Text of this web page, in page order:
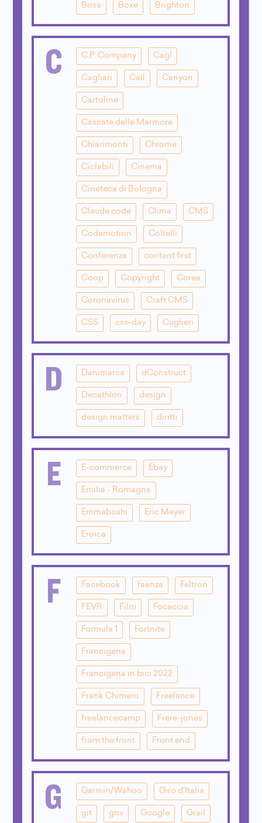
Bosa Boxe Brighton
C C.P. Company Cagl
Cagliari Call Canyon
Cartoline
Cascate delle Marmore
Chiarimonti Chrome
Ciclabili Cinema
Cineteca di Bologna
Claude code Clima CMS
Codemotion Coltelli
Conferenza content first
Coop Copyright Corea
Coronavirus Craft CMS
CSS css-day Cuglieri
D Danimarca dConstruct
Decathlon design
design matters diritti
E E-commerce Ebay
Emilia - Romagna
Emmaboshi Eric Meyer
Eroica
F Facebook faenza Feltron
FEVR Film Focaccia
Formula 1 Fortnite
Francigena
Francigena in bici 2022
Frank Chimero Freelance
freelancecamp Frere-jones
from the front Front end
G Garmin/Wahoo Giro d'Italia
git gnv Google Grail